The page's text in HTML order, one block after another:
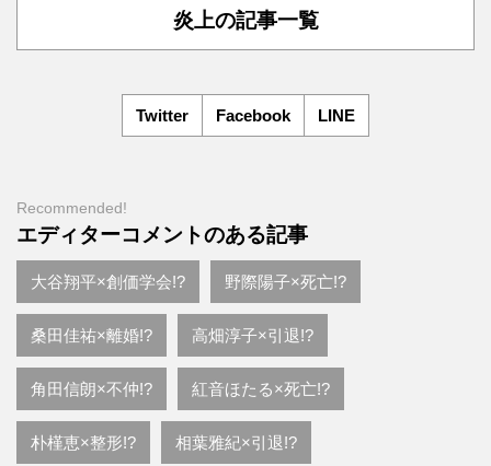
炎上の記事一覧
Twitter Facebook LINE
Recommended!
エディターコメントのある記事
大谷翔平×創価学会!? 野際陽子×死亡!?
桑田佳祐×離婚!? 高畑淳子×引退!?
角田信朗×不仲!? 紅音ほたる×死亡!?
朴槿恵×整形!? 相葉雅紀×引退!?